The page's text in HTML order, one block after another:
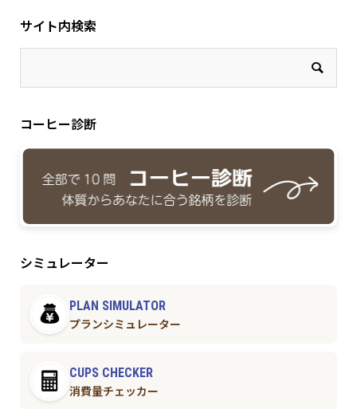
サイト内検索
コーヒー診断
シミュレーター
PLAN SIMULATOR
プランシミュレーター
CUPS CHECKER
消費量チェッカー